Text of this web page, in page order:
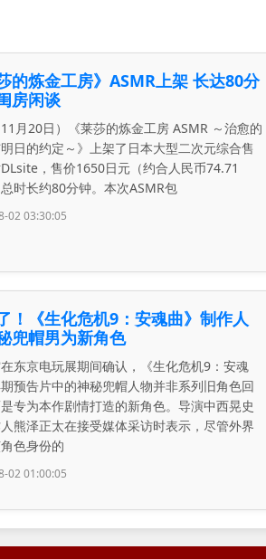
的炼金工房》ASMR上架 长达80分
房闲谈
月20日）《莱莎的炼金工房 ASMR ～治愈的
日的约定～》上架了日本大型二次元综合售
，售价1650日元（约合人民币74.71
时长约80分钟。本次ASMR包
02 03:30:05
！《生化危机9：安魂曲》制作人
兜帽男为新角色
东京电玩展期间确认，《生化危机9：安魂
预告片中的神秘兜帽人物并非系列旧角色回
专为本作剧情打造的新角色。导演中西晃史
熊泽正太在接受媒体采访时表示，尽管外界
色身份的
02 01:00:05